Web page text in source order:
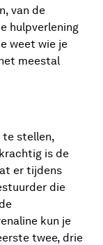
van de
hulpverlening
weet wie je
meestal
te stellen,
is de
er tijdens
die
kun je
twee, drie